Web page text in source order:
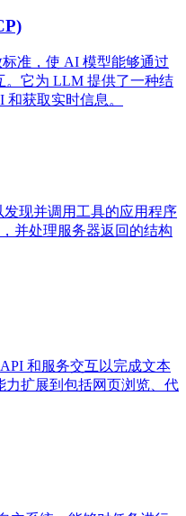
标准，使 AI 模型能够通过
。它为 LLM 提供了一种结
获取实时信息。
发现并调用工具的应用程序
并处理服务器返回的结构
和服务交互以完成文本
扩展到包括网页浏览、代